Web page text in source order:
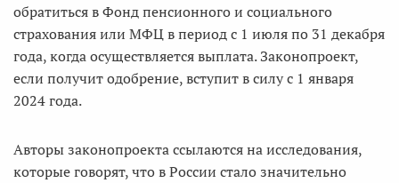
обратиться в Фонд пенсионного и социального
страхования или МФЦ в период с 1 июля по 31 декабря
года, когда осуществляется выплата. Законопроект,
если получит одобрение, вступит в силу с 1 января
2024 года.
Авторы законопроекта ссылаются на исследования,
которые говорят, что в России стало значительно